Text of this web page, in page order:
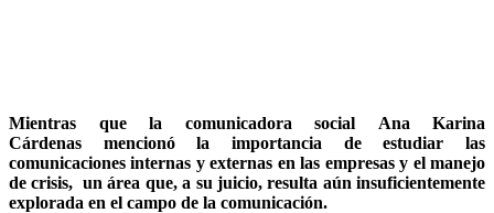
Mientras que la comunicadora social Ana Karina
Cárdenas mencionó la importancia de estudiar las
comunicaciones internas y externas en las empresas y el manejo
de crisis, un área que, a su juicio, resulta aún insuficientemente
explorada en el campo de la comunicación.